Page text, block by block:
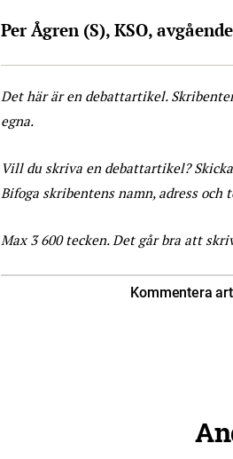
Per Ågren (S), KSO,
Det här är en debattartikel.
egna.
Vill du skriva en debattartikel?
Bifoga skribentens namn, adress och
Max 3 600 tecken. Det går bra att
Kommentera